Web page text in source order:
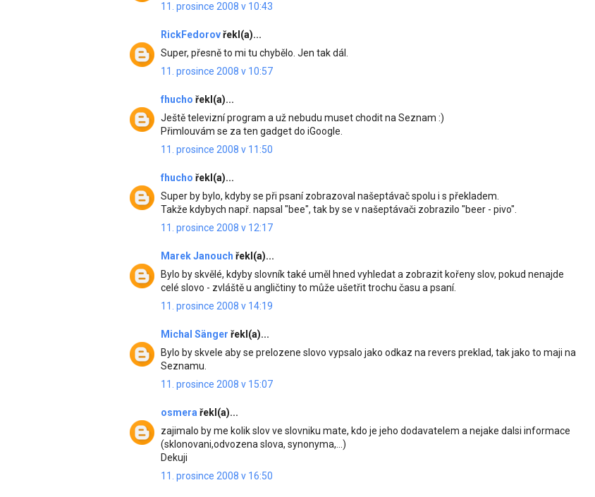
11. prosince 2008 v 10:43
RickFedorovřekl(a)...
Super, přesně to mi tu chybělo. Jen tak dál.
11. prosince 2008 v 10:57
fhucho řekl(a)...
Ještě televizní program a už nebudu muset chodit na Seznam :)
Přimlouvám se za ten gadget do iGoogle.
11. prosince 2008 v 11:50
fhucho řekl(a)...
Super by bylo, kdyby se při psaní zobrazoval našeptávač spolu i s překladem.
Takže kdybych např. napsal "bee", tak by se v našeptávači zobrazilo "beer - pivo".
11. prosince 2008 v 12:17
Marek Janouch řekl(a)...
Bylo by skvělé, kdyby slovník také uměl hned vyhledat a zobrazit kořeny slov, pokud nenajde
celé slovo - zvláště u angličtiny to může ušetřit trochu času a psaní.
11. prosince 2008 v 14:19
Michal Sänger řekl(a)...
Bylo by skvele aby se prelozene slovo vypsalo jako odkaz na revers preklad, tak jako to maji na
Seznamu.
11. prosince 2008 v 15:07
osmera řekl(a)...
zajimalo by me kolik slov ve slovniku mate, kdo je jeho dodavatelem a nejake dalsi informace
(sklonovani,odvozena slova, synonyma,...)
Dekuji
11. prosince 2008 v 16:50